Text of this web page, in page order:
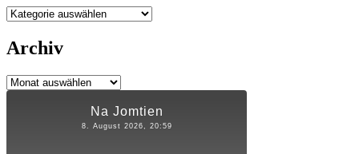
Blog
Reisegebiet
Archiv
Archiv
Na Jomtien
8. August 2026, 20:59